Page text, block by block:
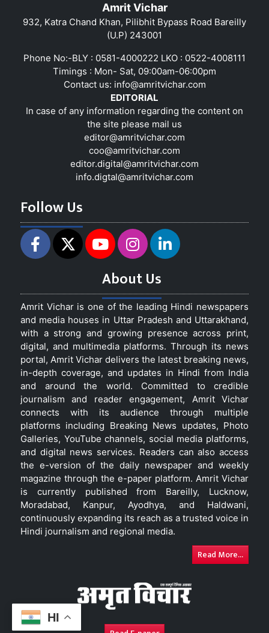
HI
Amrit Vichar
932, Katra Chand Khan, Pilibhit Bypass Road Bareilly
(U.P) 243001
Phone No:-BLY : 0581-4000222 LKO : 0522-4008111
Timings : Mon- Sat, 09:00am-06:00pm
Contact us: info@amritvichar.com
EDITORIAL
In case of any information regarding the content on
the site please mail us
editor@amritvichar.com
coo@amritvichar.com
editor.digital@amritvichar.com
info.digtal@amritvichar.com
Follow Us
About Us
Amrit Vichar is one of the leading Hindi newspapers
and media houses in Uttar Pradesh and Uttarakhand,
with a strong and growing presence across print,
digital, and multimedia platforms. Through its news
portal, Amrit Vichar delivers the latest breaking news,
in-depth coverage, and updates in Hindi from India
and around the world. Committed to credible
journalism and reader engagement, Amrit Vichar
connects with its audience through multiple
platforms including Breaking News updates, Photo
Galleries, YouTube channels, social media platforms,
and digital news services. Readers can also access
the e-version of the daily newspaper and weekly
magazine through the e-paper platform. Amrit Vichar
is currently published from Bareilly, Lucknow,
Moradabad, Kanpur, Ayodhya, and Haldwani,
continuously expanding its reach as a trusted voice in
Hindi journalism and regional media.
Read More...